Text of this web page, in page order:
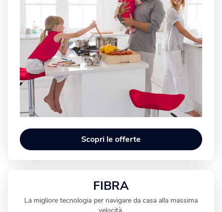
Scopri le offerte
FIBRA
La migliore tecnologia per navigare da casa alla massima